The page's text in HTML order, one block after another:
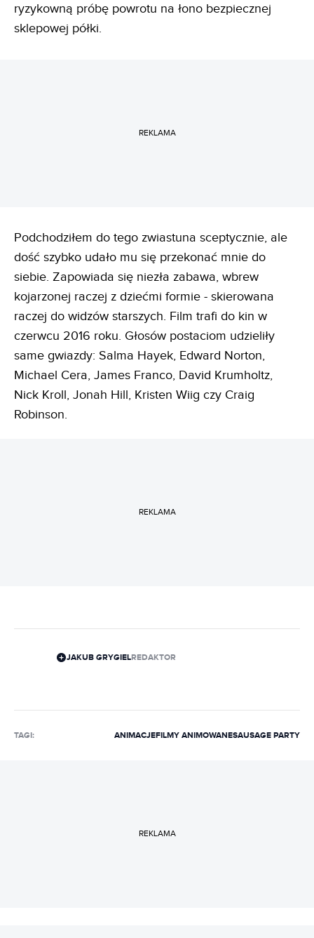
ryzykowną próbę powrotu na łono bezpiecznej
sklepowej półki.
REKLAMA
Podchodziłem do tego zwiastuna sceptycznie, ale
dość szybko udało mu się przekonać mnie do
siebie. Zapowiada się niezła zabawa, wbrew
kojarzonej raczej z dziećmi formie - skierowana
raczej do widzów starszych. Film trafi do kin w
czerwcu 2016 roku. Głosów postaciom udzieliły
same gwiazdy: Salma Hayek, Edward Norton,
Michael Cera, James Franco, David Krumholtz,
Nick Kroll, Jonah Hill, Kristen Wiig czy Craig
Robinson.
REKLAMA
JAKUB GRYGIELREDAKTOR
TAGI: ANIMACJEFILMY ANIMOWANESAUSAGE PARTY
REKLAMA